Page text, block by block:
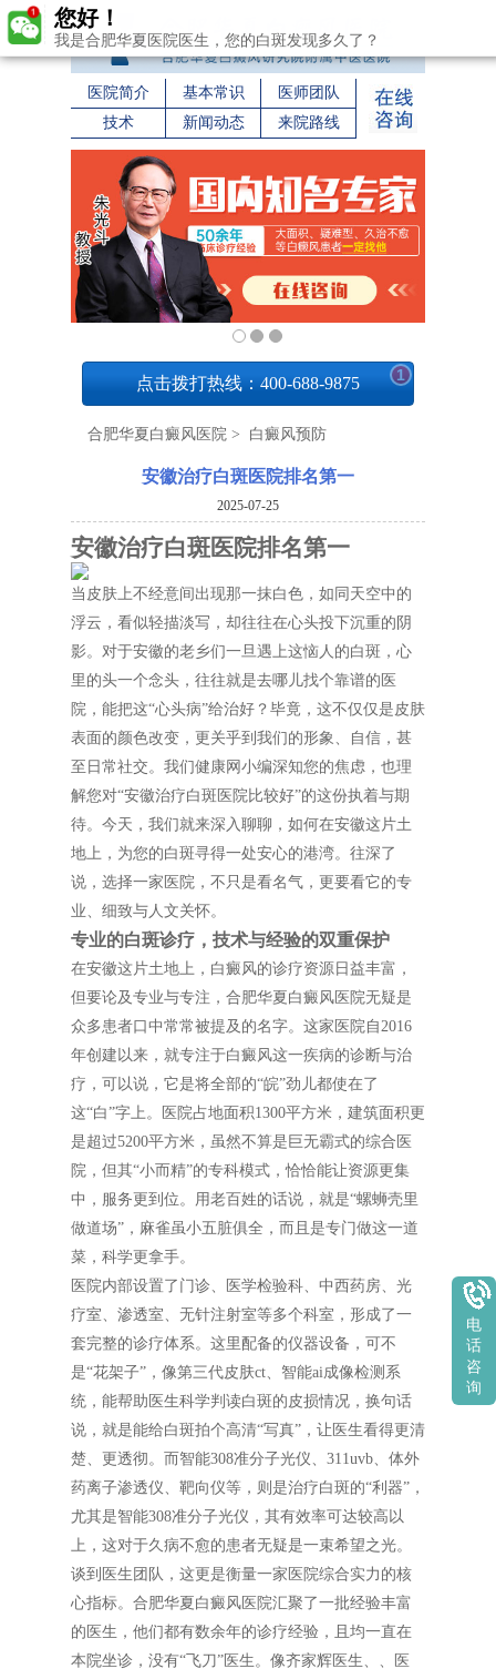
医院简介 基本常识
医师团队
技术
新闻动态 来院路线
点击拨打热线：400-688-9875 1
合肥华夏白癜风医院 > 白癜风预防
安徽治疗白斑医院排名第一
2025-07-25
安徽治疗白斑医院排名第一
当皮肤上不经意间出现那一抹白色，如同天空中的
浮云，看似轻描淡写，却往往在心头投下沉重的阴
影。对于安徽的老乡们一旦遇上这恼人的白斑，心
里的头一个念头，往往就是去哪儿找个靠谱的医
院，能把这“心头病”给治好？毕竟，这不仅仅是皮肤
表面的颜色改变，更关乎到我们的形象、自信，甚
至日常社交。我们健康网小编深知您的焦虑，也理
解您对“安徽治疗白斑医院比较好”的这份执着与期
待。今天，我们就来深入聊聊，如何在安徽这片土
地上，为您的白斑寻得一处安心的港湾。往深了
说，选择一家医院，不只是看名气，更要看它的专
业、细致与人文关怀。
专业的白斑诊疗，技术与经验的双重保护
在安徽这片土地上，白癜风的诊疗资源日益丰富，
但要论及专业与专注，合肥华夏白癜风医院无疑是
众多患者口中常常被提及的名字。这家医院自2016
年创建以来，就专注于白癜风这一疾病的诊断与治
疗，可以说，它是将全部的“皖”劲儿都使在了
这“白”字上。医院占地面积1300平方米，建筑面积更
是超过5200平方米，虽然不算是巨无霸式的综合医
院，但其“小而精”的专科模式，恰恰能让资源更集
中，服务更到位。用老百姓的话说，就是“螺蛳壳里
做道场”，麻雀虽小五脏俱全，而且是专门做这一道
菜，科学更拿手。
医院内部设置了门诊、医学检验科、中西药房、光
疗室、渗透室、无针注射室等多个科室，形成了一
套完整的诊疗体系。这里配备的仪器设备，可不
是“花架子”，像第三代皮肤ct、智能ai成像检测系
统，能帮助医生科学判读白斑的皮损情况，换句话
说，就是能给白斑拍个高清“写真”，让医生看得更清
楚、更透彻。而智能308准分子光仪、311uvb、体外
药离子渗透仪、靶向仪等，则是治疗白斑的“利器”，
尤其是智能308准分子光仪，其有效率可达较高以
上，这对于久病不愈的患者无疑是一束希望之光。
谈到医生团队，这更是衡量一家医院综合实力的核
心指标。合肥华夏白癜风医院汇聚了一批经验丰富
的医生，他们都有数余年的诊疗经验，且均一直在
本院坐诊，没有“飞刀”医生。像齐家辉医生、、医
您好！
我是合肥华夏医院医生，您的白斑发现多久了？
电
话
咨
询